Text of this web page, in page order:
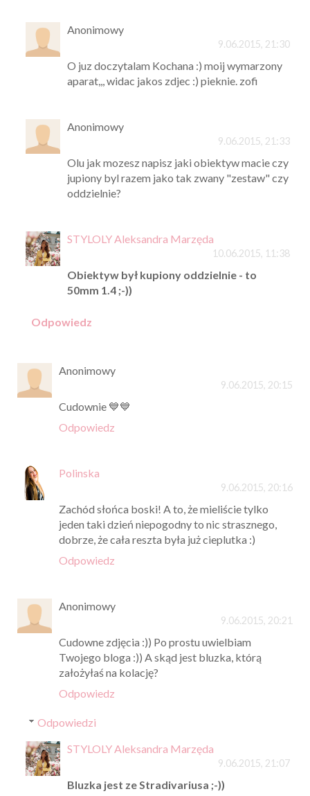
Anonimowy
9.06.2015, 21:30
O juz doczytalam Kochana :) moij wymarzony
aparat,,, widac jakos zdjec :) pieknie. zofi
Anonimowy
9.06.2015, 21:33
Olu jak mozesz napisz jaki obiektyw macie czy
jupiony byl razem jako tak zwany "zestaw" czy
oddzielnie?
STYLOLY Aleksandra Marzęda
10.06.2015, 11:38
Obiektyw był kupiony oddzielnie - to
50mm 1.4 ;-))
Odpowiedz
Anonimowy
9.06.2015, 20:15
Cudownie 💙💙
Odpowiedz
Polinska
9.06.2015, 20:16
Zachód słońca boski! A to, że mieliście tylko
jeden taki dzień niepogodny to nic strasznego,
dobrze, że cała reszta była już cieplutka :)
Odpowiedz
Anonimowy
9.06.2015, 20:21
Cudowne zdjęcia :)) Po prostu uwielbiam
Twojego bloga :)) A skąd jest bluzka, którą
założyłaś na kolację?
Odpowiedz
Odpowiedzi
STYLOLY Aleksandra Marzęda
9.06.2015, 21:07
Bluzka jest ze Stradivariusa ;-))